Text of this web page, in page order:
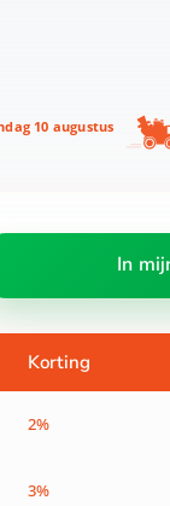
10 augustus
In
Korting
2%
3%